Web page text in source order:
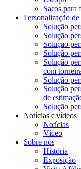
Sacos para
Personalização de
Solução
Solução
Solução
Solução
Solução
com
Solução
Solução
de
Solução
Notícias e vídeos
Notícias
Vídeo
Sobre nós
História
Exposição